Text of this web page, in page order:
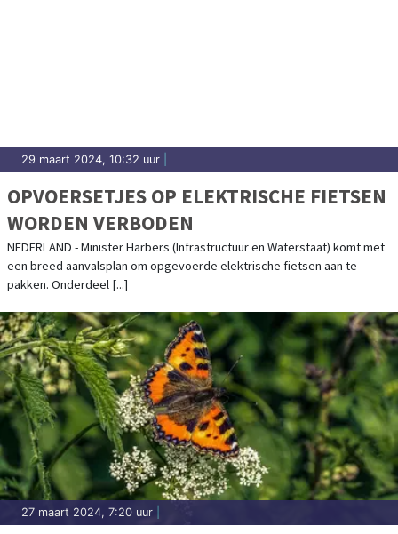
29 maart 2024, 10:32 uur
OPVOERSETJES OP ELEKTRISCHE FIETSEN
WORDEN VERBODEN
NEDERLAND - Minister Harbers (Infrastructuur en Waterstaat) komt met
een breed aanvalsplan om opgevoerde elektrische fietsen aan te
pakken. Onderdeel [...]
27 maart 2024, 7:20 uur